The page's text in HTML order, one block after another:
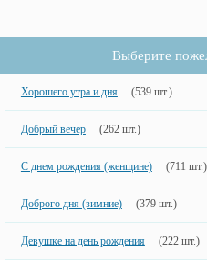
Выберите
Хорошего утра и дня (539 шт.)
Добрый вечер (262 шт.)
С днем рождения (женщине) (711 шт.)
Доброго дня (зимние) (379 шт.)
Девушке на день рождения (222 шт.)